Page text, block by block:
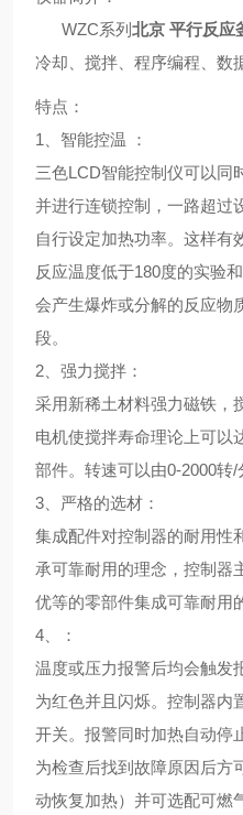
WZC系列 北京 平行反应
冷却、搅拌、程序编程、数
特点 ：
1、 智能控温
：
三色LCD智能控制仪可以同
并进行连锁控制，一路超过
自行设定加热功率。这样有
反应温度低于180度的实验
会产生爆炸或分解的反应物
段。
2、 强力搅拌 ：
采用新稀土材料强力磁铁，
电机使搅拌寿命理论上可以
部件。转速可以由0-2000转/
3、 严格的选材 ：
集成配件对控制器的耐用性
承可靠耐用的理念，控制器
优等的零部件集成可靠耐用
4、
：
温度或压力报警后均会触发
为红色并且闪烁。控制器内
开关。报警同时加热自动停
为检查后找到故障原因后方
动恢复加热）并可选配可燃